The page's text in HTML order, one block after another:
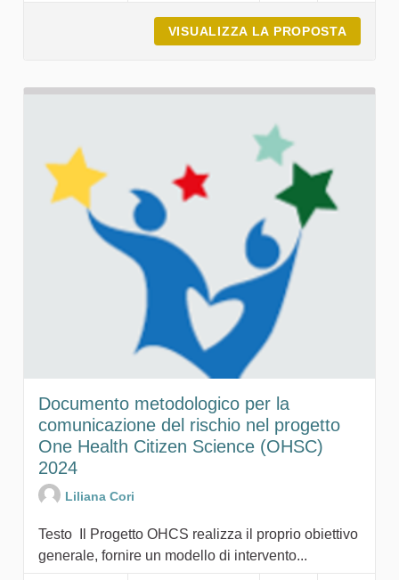
VISUALIZZA LA PROPOSTA
Documento metodologico per la
comunicazione del rischio nel progetto
One Health Citizen Science (OHSC)
2024
Liliana Cori
Testo Il Progetto OHCS realizza il proprio obiettivo
generale, fornire un modello di intervento...